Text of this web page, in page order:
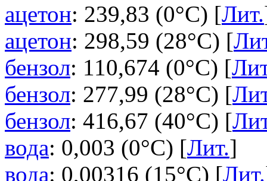
ацетон: 239,83 (0°C) [Лит.
ацетон: 298,59 (28°C) [
бензол: 110,674 (0°C) [
бензол: 277,99 (28°C) [
бензол: 416,67 (40°C) [
вода: 0,003 (0°C) [Лит.]
вода: 0,00316 (15°C) [Лит.